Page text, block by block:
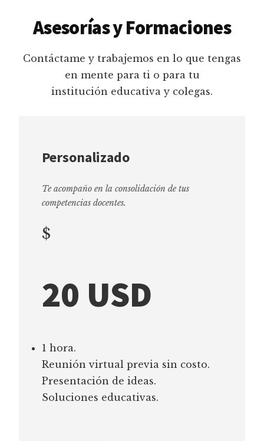
Asesorías y Formaciones
Contáctame y trabajemos en lo que tengas
en mente para ti o para tu
institución educativa y colegas.
Personalizado
Te acompaño en la consolidación de tus
competencias docentes.
$
20 USD
1 hora.
Reunión virtual previa sin costo.
Presentación de ideas.
Soluciones educativas.